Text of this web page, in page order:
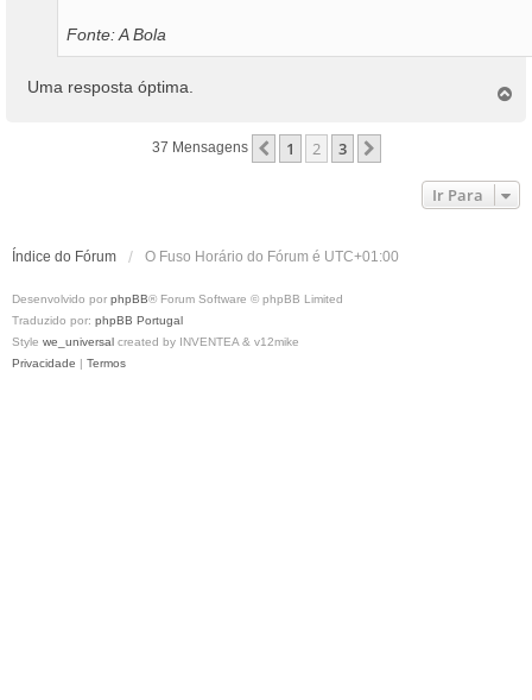
Fonte: A Bola
Uma resposta óptima.
37 Mensagens Anterior
1 2 3
Ir Para
Índice do Fórum O Fuso Horário do Fórum é UTC+01:00
Desenvolvido por phpBB® Forum Software © phpBB Limited
Traduzido por: phpBB Portugal
Style we_universal created by INVENTEA & v12mike
Privacidade | Termos